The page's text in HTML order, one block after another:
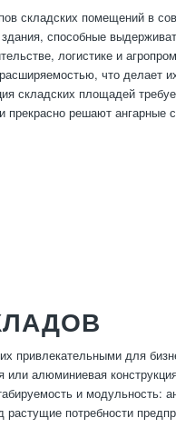
складских помещений в
способные
логистике и
что делает
складских площадей
прекрасно решают ангарные
привлекательными для
алюминиевая
и модульность:
потребности